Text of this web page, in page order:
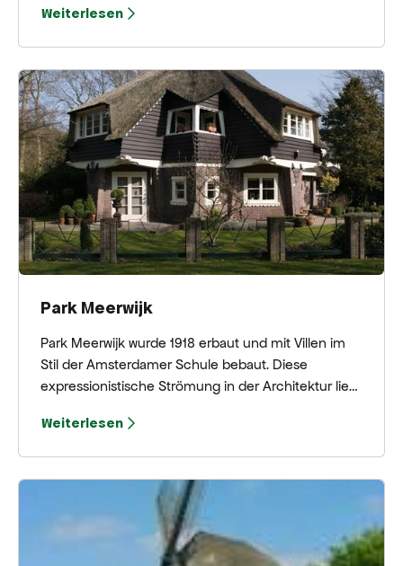
Der Hof te Bergen oder „Alter Hof“ ist das erste
Sichtachsen, Teiche, Kattebergen und Baumreihen
nach streng geometrischem Muster (1643–1660).
Weiterlesen
Park Meerwijk
Park Meerwijk wurde 1918 erbaut und mit Villen im
Stil der Amsterdamer Schule bebaut. Diese
expressionistische Strömung in der Architektur ließ
sorgte damals international für Aufsehen.
Weiterlesen